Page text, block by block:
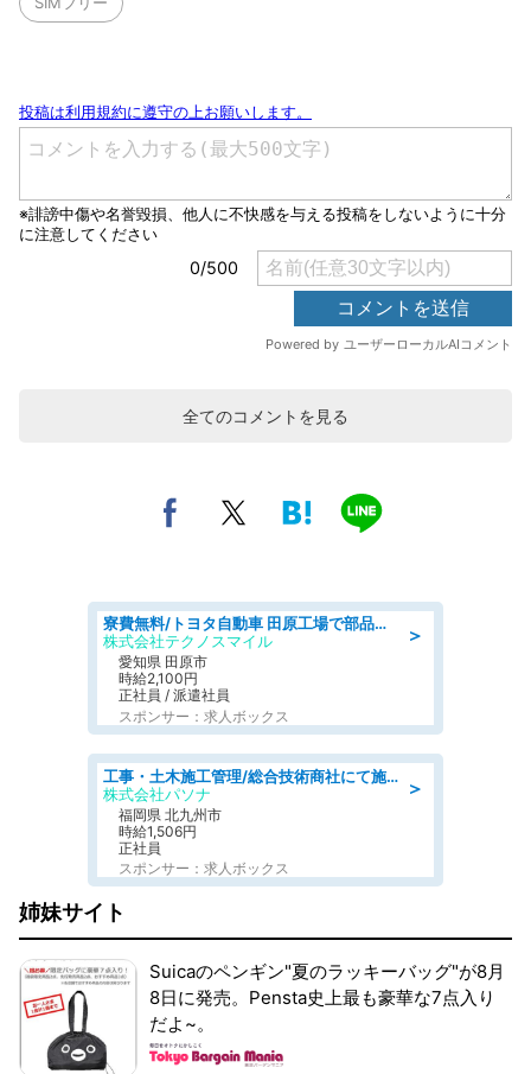
全てのコメントを見る
＞
寮費無料/トヨタ自動車 田原工場で部品の組立製造/tutumi
株式会社テクノスマイル
愛知県 田原市
時給2,100円
正社員 / 派遣社員
スポンサー：求人ボックス
＞
工事・土木施工管理/総合技術商社にて施工管理のお仕事/即日勤務可/車通勤可/工事・土木施工管理/生産・品質管理
株式会社パソナ
福岡県 北九州市
時給1,506円
正社員
スポンサー：求人ボックス
姉妹サイト
Suicaのペンギン"夏のラッキーバッグ"が8月
8日に発売。Pensta史上最も豪華な7点入り
だよ~。